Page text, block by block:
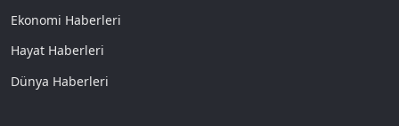
Ekonomi Haberleri
Hayat Haberleri
Dünya Haberleri